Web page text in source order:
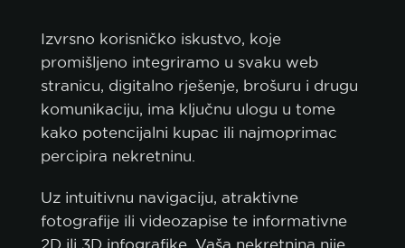
Izvrsno korisničko iskustvo, koje
promišljeno integriramo u svaku web
stranicu, digitalno rješenje, brošuru i drugu
komunikaciju, ima ključnu ulogu u tome
kako potencijalni kupac ili najmoprimac
percipira nekretninu.
Uz intuitivnu navigaciju, atraktivne
fotografije ili videozapise te informativne
2D ili 3D infografike, Vaša nekretnina nije